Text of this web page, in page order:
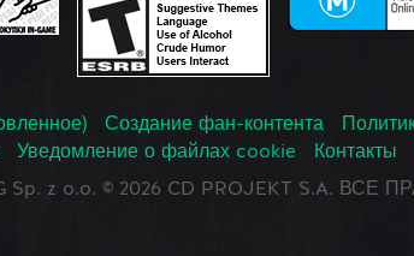
Создание фан-контента
Уведомление о файлах cookie Контакты
Sp. z o.o. © 2026 CD PROJEKT S.A.